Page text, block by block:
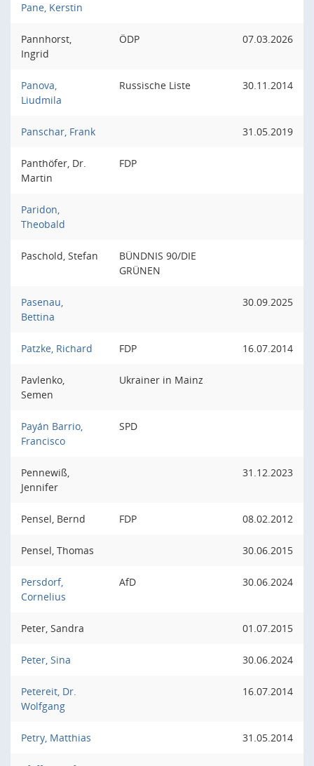
Pane, Kerstin
Pannhorst,
Ingrid
ÖDP 07.03.2026
Panova,
Liudmila
Russische Liste 30.11.2014
Panschar, Frank 31.05.2019
Panthöfer, Dr.
Martin
FDP
Paridon,
Theobald
Paschold, Stefan
BÜNDNIS 90/DIE
GRÜNEN
Pasenau,
Bettina
30.09.2025
Patzke, Richard FDP 16.07.2014
Pavlenko,
Semen
Ukrainer in Mainz
Payán Barrio,
Francisco
SPD
Pennewiß,
Jennifer
31.12.2023
Pensel, Bernd FDP 08.02.2012
Pensel, Thomas 30.06.2015
Persdorf,
Cornelius
AfD 30.06.2024
Peter, Sandra 01.07.2015
Peter, Sina 30.06.2024
Petereit, Dr.
Wolfgang
16.07.2014
Petry, Matthias 31.05.2014